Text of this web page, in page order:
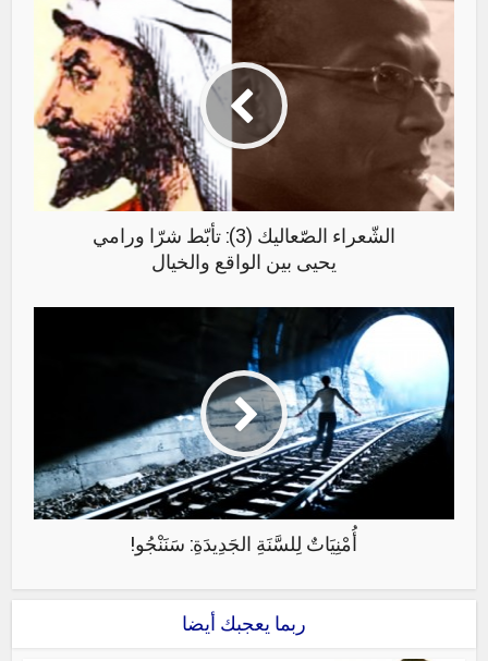
الشّعراء الصّعاليك (3): تأبّط شرّا ورامي
يحيى بين الواقع والخيال
أُمْنِيَاتٌ لِلسَّنَةِ الجَدِيدَةِ: سَنَنْجُو!
ربما يعجبك أيضا